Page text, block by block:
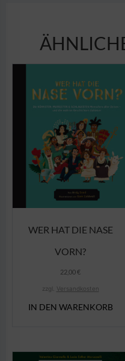
WER HAT DIE NASE
VORN?
22,00€
zzgl. Versandkosten
IN DEN WARENKORB